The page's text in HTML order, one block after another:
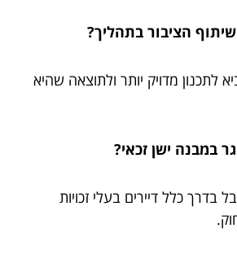
לתכנון מדויק יותר ולתוצאה שהיא
בדרך כלל דיירים בעלי זכויות